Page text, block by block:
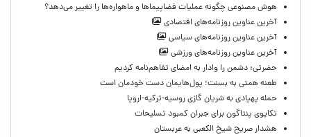
هوش مصنوعی چگونه عملیات فضاپیماها و ماهواره‌ها را تغییر می‌دهد؟
آخرین عناوین روزنامه‌های اقتصادی
آخرین عناوین روزنامه‌های سیاسی
آخرین عناوین روزنامه‌های ورزشی
حضرتی: دشمن را وادار به امضای تفاهم‌نامه کردیم
طعنه همتی به بسنت؛ پول‌هایمان دست خودمان است
حمله پهپادی به شریان گازی روسیه-ترکیه-اروپا
تکاپوی پنتاگون برای جبران کمبود تسلیحات
هشدار صریح شیخ الکعبی به عربستان